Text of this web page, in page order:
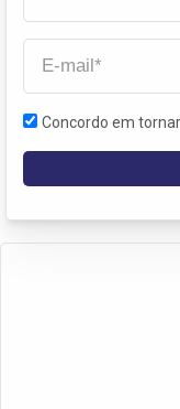
Concordo em